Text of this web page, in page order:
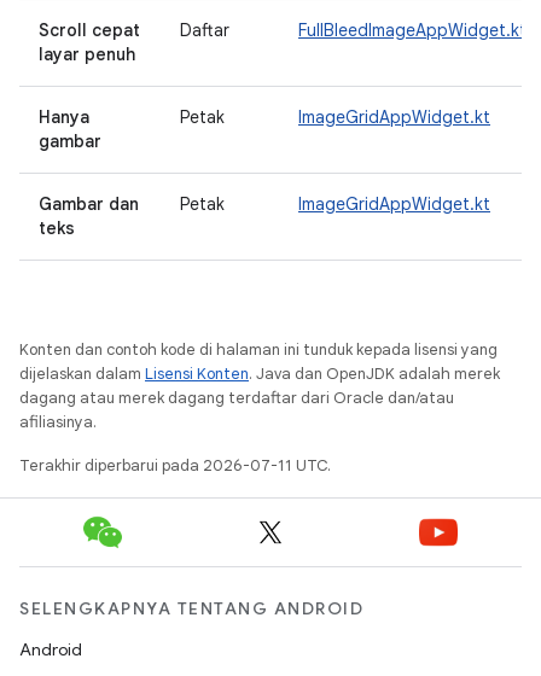
Scroll cepat
layar penuh
Daftar FullBleedImageAppWidget.kt
Hanya
gambar
Petak ImageGridAppWidget.kt
Gambar dan
teks
Petak ImageGridAppWidget.kt
Konten dan contoh kode di halaman ini tunduk kepada lisensi yang
dijelaskan dalam Lisensi Konten. Java dan OpenJDK adalah merek
dagang atau merek dagang terdaftar dari Oracle dan/atau
afiliasinya.
Terakhir diperbarui pada 2026-07-11 UTC.
SELENGKAPNYA TENTANG ANDROID
Android